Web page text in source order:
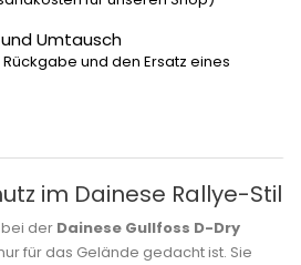
Umtausch
und den Ersatz eines
im Dainese Rallye-Stil
bei der Dainese Gullfoss D-Dry
für das Gelände gedacht ist. Sie